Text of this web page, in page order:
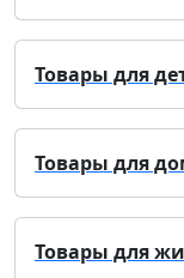
Товары для
Товары для
Товары для